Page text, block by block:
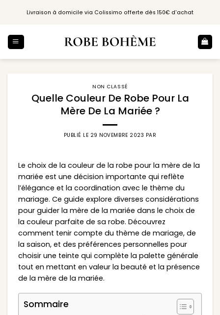
Livraison à domicile via Colissimo offerte dès 150€ d'achat
NON CLASSÉ
Quelle Couleur De Robe Pour La
Mère De La Mariée ?
PUBLIÉ LE 29 NOVEMBRE 2023 PAR
Le choix de la couleur de la robe pour la mère de la
mariée est une décision importante qui reflète
l’élégance et la coordination avec le thème du
mariage. Ce guide explore diverses considérations
pour guider la mère de la mariée dans le choix de
la couleur parfaite de sa robe. Découvrez
comment tenir compte du thème de mariage, de
la saison, et des préférences personnelles pour
choisir une teinte qui complète la palette générale
tout en mettant en valeur la beauté et la présence
de la mère de la mariée.
Sommaire